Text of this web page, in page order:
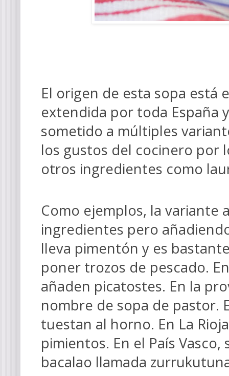
El origen de esta sopa está
extendida por toda España
sometido a múltiples
los gustos del cocinero por
otros ingredientes como
Como ejemplos, la variante
ingredientes pero
lleva pimentón y es
poner trozos de pescado.
añaden picatostes. En la
nombre de sopa de pastor.
tuestan al horno. En La
pimientos. En el País
bacalao llamada